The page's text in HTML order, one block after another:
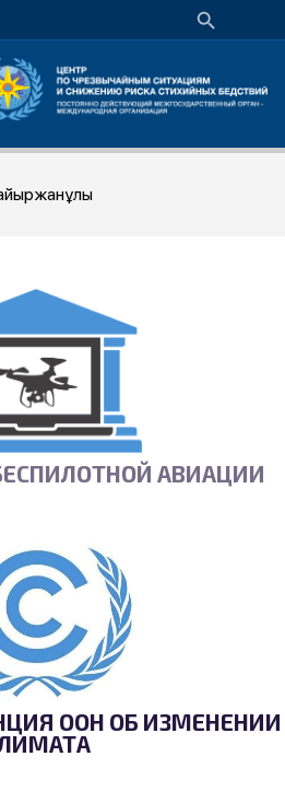
АВИАЦИИ
ООН ОБ ИЗМЕНЕНИИ